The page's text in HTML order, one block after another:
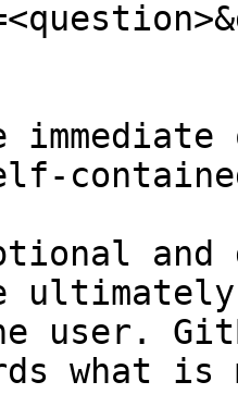
and
user.
what